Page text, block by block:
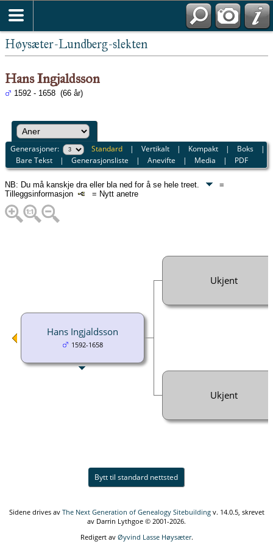
Høysæter-Lundberg-slekten
Hans Ingjaldsson
1592 - 1658 (66 år)
Generasjoner: Standard |Vertikalt | Kompakt | Boks |
Bare Tekst |Generasjonsliste |Anevifte | Media | PDF
NB: Du må kanskje dra eller bla ned for å se hele treet.
=
Tilleggsinformasjon
= Nytt anetre
Hans Ingjaldsson
1592-1658
Ukjent
Ukjent
Bytt til standard nettsted
Sidene drives av The Next Generation of Genealogy Sitebuildingv. 14.0.5, skrevet
av Darrin Lythgoe © 2001-2026.
Redigert av Øyvind Lasse Høysæter.